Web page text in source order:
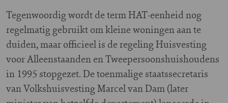
Tegenwoordig wordt de term HAT-eenheid nog
regelmatig gebruikt om kleine woningen aan te
duiden, maar officieel is de regeling Huisvesting
voor Alleenstaanden en Tweepersoonshuishoudens
in 1995 stopgezet. De toenmalige staatssecretaris
van Volkshuisvesting Marcel van Dam (later